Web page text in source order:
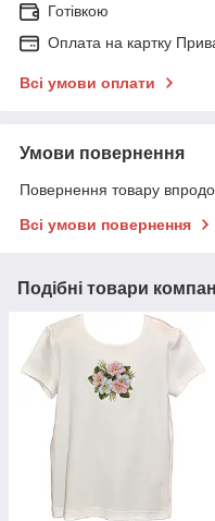
Готівкою
Оплата на картку
Всі умови оплати
Умови повернення
Повернення товару
Всі умови повернення
Подібні товари